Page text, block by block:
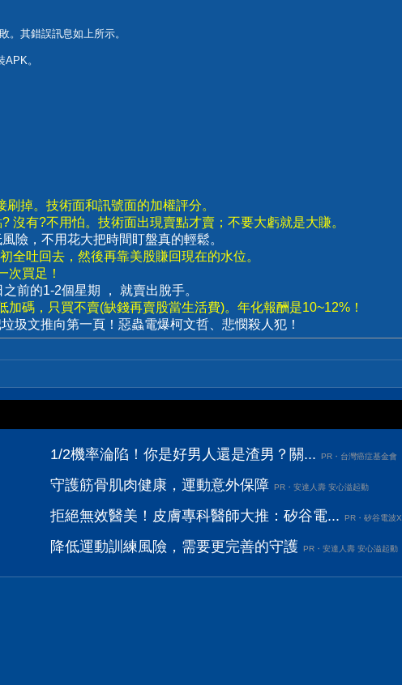
。其錯誤訊息如上所示。
。
掉。技術面和訊號面的加權評分。
沒有?不用怕。技術面出現賣點才賣；不要大虧就是大賺。
險，不用花大把時間盯盤真的輕鬆。
全吐回去，然後再靠美股賺回現在的水位。
次買足！
前的1-2個星期 ， 就賣出脫手。
碼，只買不賣(缺錢再賣股當生活費)。年化報酬是10~12%！
圾文推向第一頁！惡蟲電爆柯文哲、悲憫殺人犯！
1/2機率淪陷！你是好男人還是渣男？關... PR・台灣癌症基金會
守護筋骨肌肉健康，運動意外保障 PR・安達人壽 安心溢起動
拒絕無效醫美！皮膚專科醫師大推：矽谷電... PR・矽谷電波X
降低運動訓練風險，需要更完善的守護 PR・安達人壽 安心溢起動